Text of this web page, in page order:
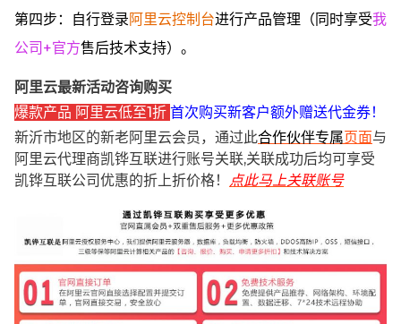
第四步：自行登录阿里云控制台进行产品管理（同时享受我
公司+官方售后技术支持）。
阿里云最新活动咨询购买
爆款产品 阿里云低至1折 首次购买新客户额外赠送代金券！
新沂市地区的新老阿里云会员，通过此合作伙伴专属页面与
阿里云代理商凯铧互联进行账号关联,关联成功后均可享受
凯铧互联公司优惠的折上折价格！
点此马上关联账号